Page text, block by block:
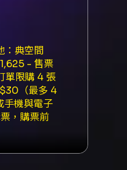
典空間
- 售票
單限購 4 張
（最多 4
手機與電子
，購票前
票 - 進場時
渡簽名小
人限兌換